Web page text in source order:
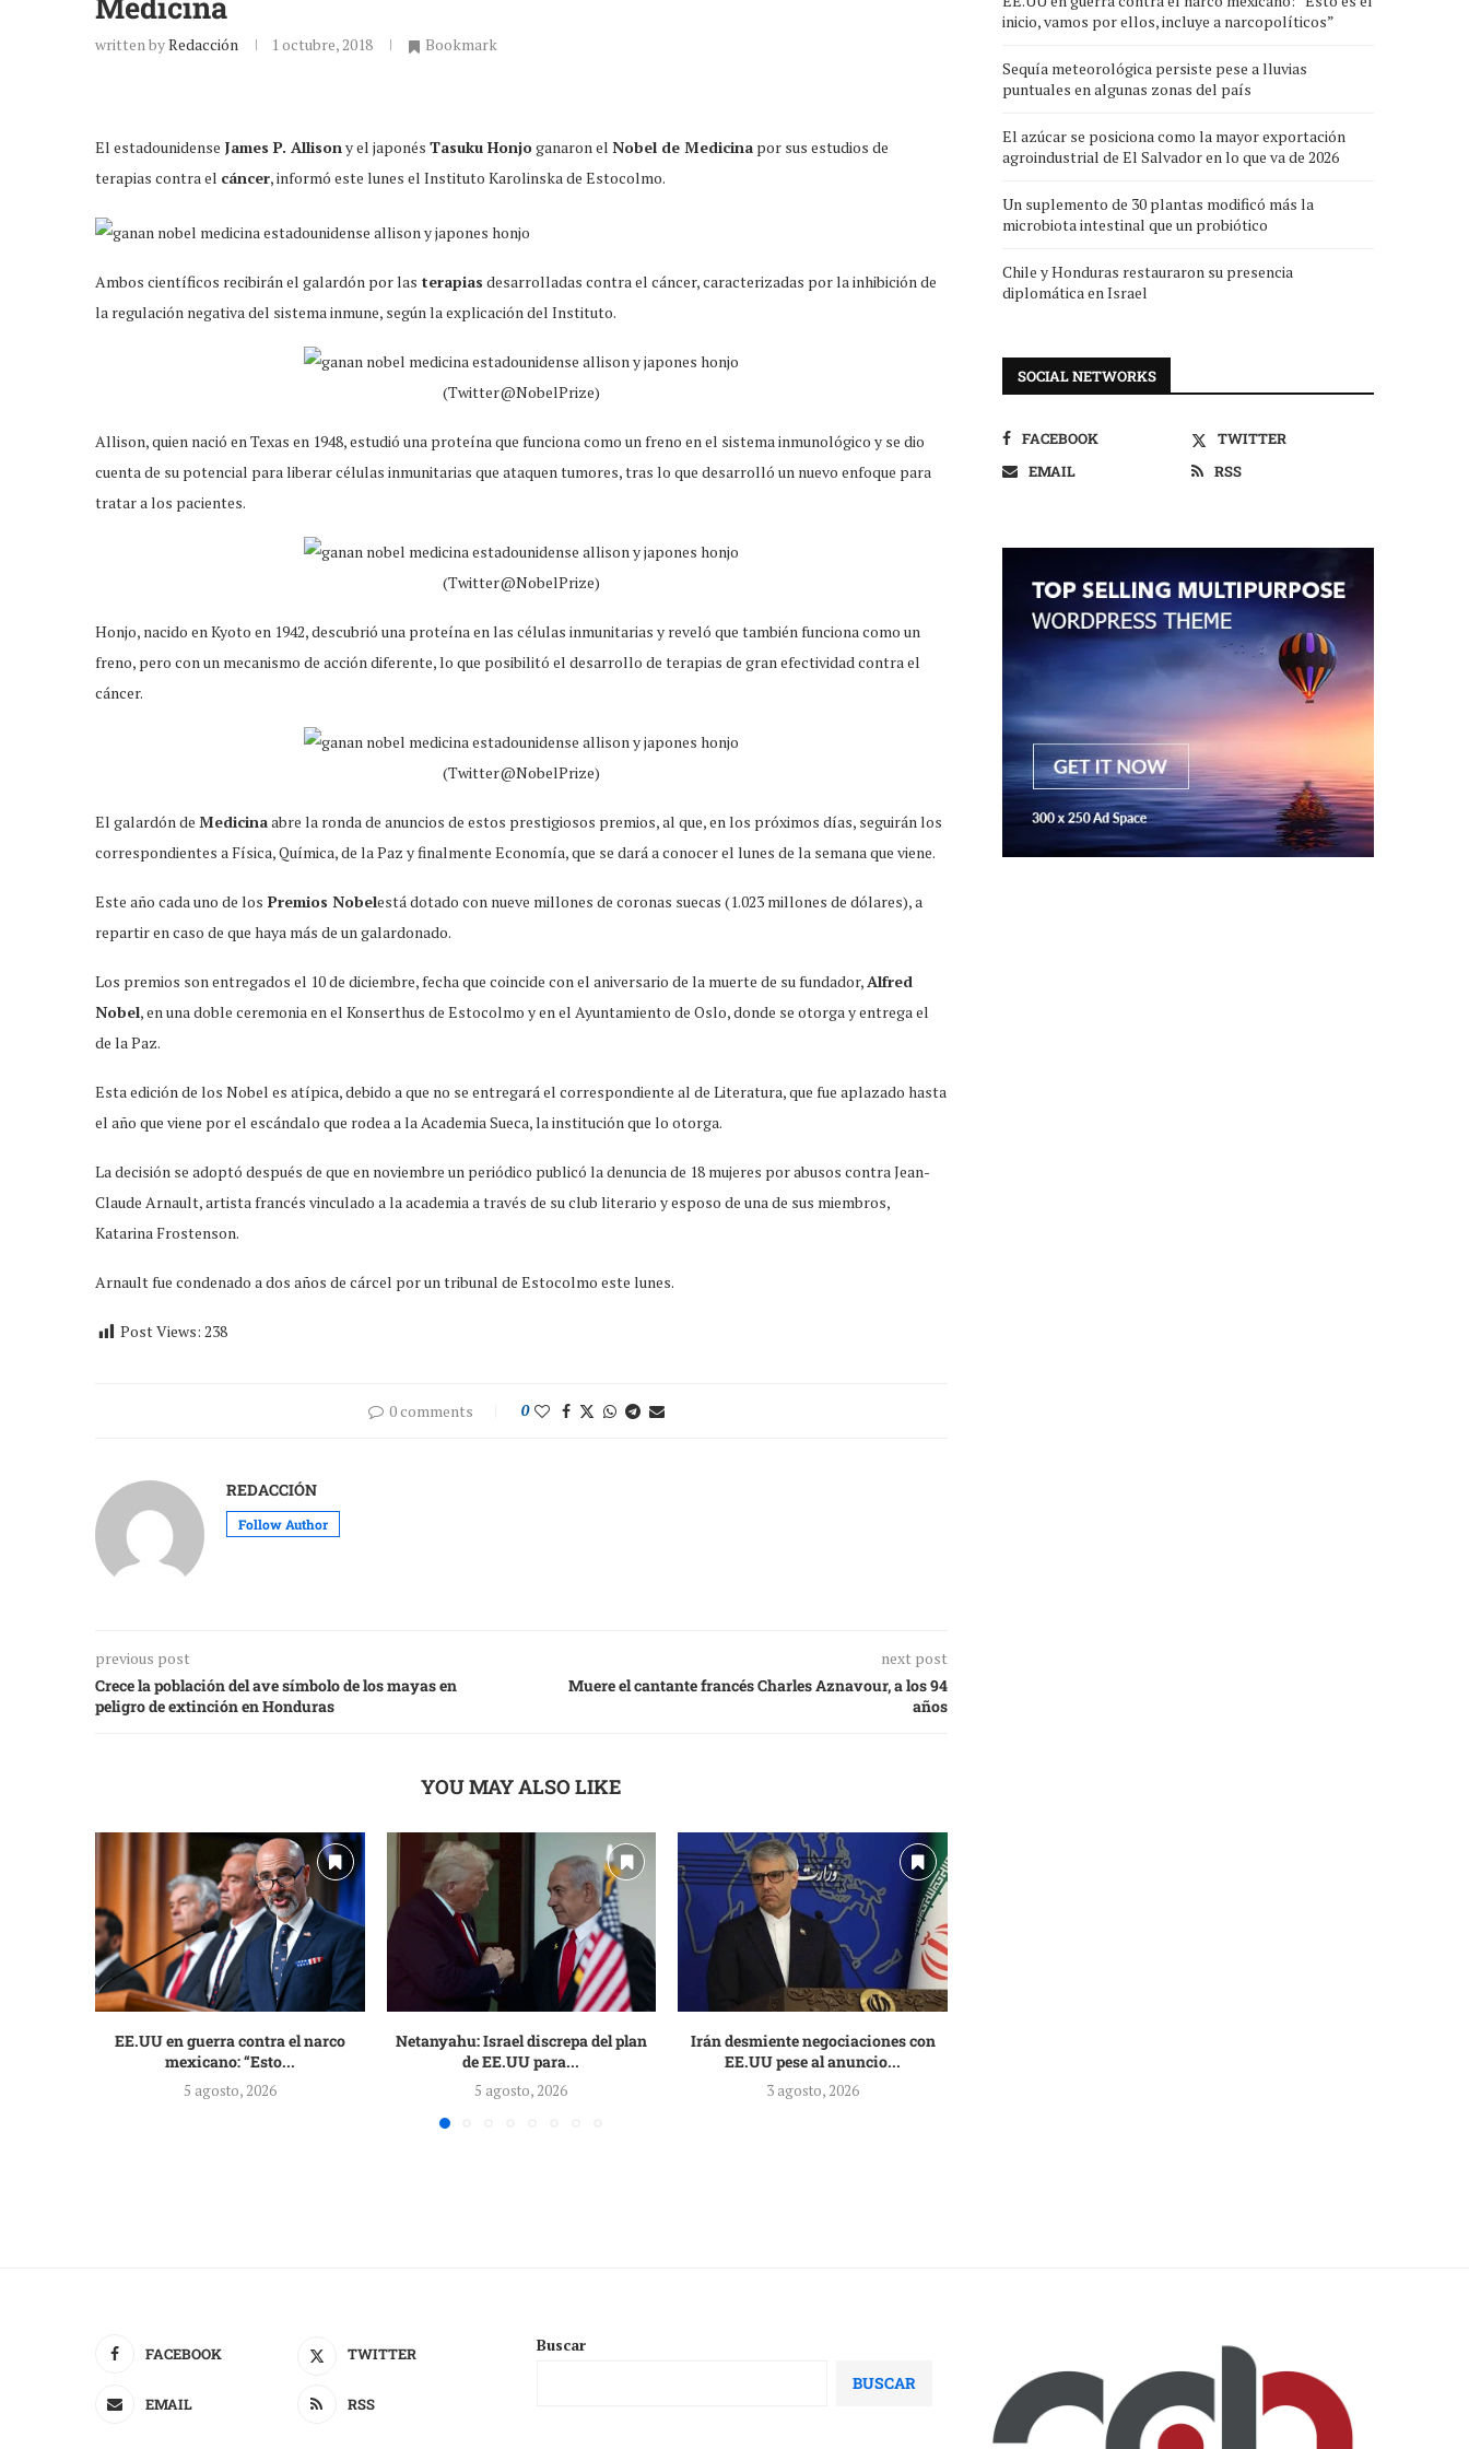
written byRedacción 1 octubre, 2018 Bookmark
El estadounidense James P. Allisony el japonés Tasuku Honjoganaron el Nobel de Medicina por sus estudios de
terapias contra el cáncer, informó este lunes el Instituto Karolinska de Estocolmo.
Ambos científicos recibirán el galardón por las terapias desarrolladas contra el cáncer, caracterizadas por la inhibición de
la regulación negativa del sistema inmune, según la explicación del Instituto.
(Twitter@NobelPrize)
Allison, quien nació en Texas en 1948, estudió una proteína que funciona como un freno en el sistema inmunológico y se dio
cuenta de su potencial para liberar células inmunitarias que ataquen tumores, tras lo que desarrolló un nuevo enfoque para
tratar a los pacientes.
(Twitter@NobelPrize)
Honjo, nacido en Kyoto en 1942, descubrió una proteína en las células inmunitarias y reveló que también funciona como un
freno, pero con un mecanismo de acción diferente, lo que posibilitó el desarrollo de terapias de gran efectividad contra el
cáncer.
(Twitter@NobelPrize)
El galardón de Medicinaabre la ronda de anuncios de estos prestigiosos premios, al que, en los próximos días, seguirán los
correspondientes a Física, Química, de la Paz y finalmente Economía, que se dará a conocer el lunes de la semana que viene.
Este año cada uno de los Premios Nobelestá dotado con nueve millones de coronas suecas (1.023 millones de dólares), a
repartir en caso de que haya más de un galardonado.
Los premios son entregados el 10 de diciembre, fecha que coincide con el aniversario de la muerte de su fundador,Alfred
Nobel, en una doble ceremonia en el Konserthus de Estocolmo y en el Ayuntamiento de Oslo, donde se otorga y entrega el
de la Paz.
Esta edición de los Nobel es atípica, debido a que no se entregará el correspondiente al de Literatura, que fue aplazado hasta
el año que viene por el escándalo que rodea a la Academia Sueca, la institución que lo otorga.
La decisión se adoptó después de que en noviembre un periódico publicó la denuncia de 18 mujeres por abusos contra Jean-
Claude Arnault, artista francés vinculado a la academia a través de su club literario y esposo de una de sus miembros,
Katarina Frostenson.
Arnault fue condenado a dos años de cárcel por un tribunal de Estocolmo este lunes.
Post Views: 238
0 comments 0
REDACCIÓN
Follow Author
previous post
Crece la población del ave símbolo de los mayas en
peligro de extinción en Honduras
next post
Muere el cantante francés Charles Aznavour, a los 94
años
YOU MAY ALSO LIKE
EE.UU en guerra contra el narco
mexicano: “Esto...
5 agosto, 2026
Netanyahu: Israel discrepa del plan
de EE.UU para...
5 agosto, 2026
Irán desmiente negociaciones con
EE.UU pese al anuncio...
3 agosto, 2026
inicio, vamos por ellos, incluye a narcopolíticos”
Sequía meteorológica persiste pese a lluvias
puntuales en algunas zonas del país
El azúcar se posiciona como la mayor exportación
agroindustrial de El Salvador en lo que va de 2026
Un suplemento de 30 plantas modificó más la
microbiota intestinal que un probiótico
Chile y Honduras restauraron su presencia
diplomática en Israel
SOCIAL NETWORKS
FACEBOOK
TWITTER
EMAIL
RSS
FACEBOOK TWITTER
EMAIL RSS
Buscar
BUSCAR